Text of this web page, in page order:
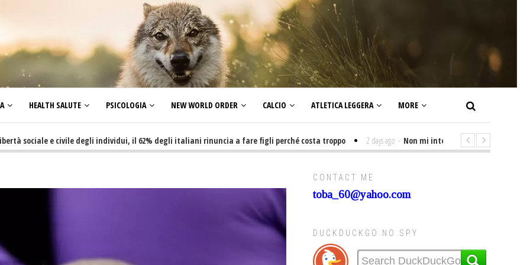
HEALTH SALUTE PSICOLOGIA NEW WORLD ORDER CALCIO ATLETICA LEGGERA MORE
e civile degli individui, il 62% degli italiani rinuncia a fare figli perché costa troppo 2 days ago - Non mi interesso di politica significa
CONTACT ME
toba_60@yahoo.com
DUCKDUCKGO NO SPY